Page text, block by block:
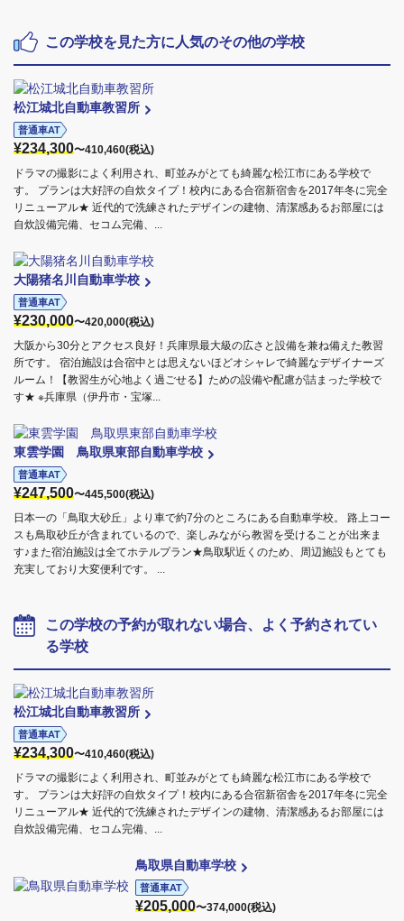
この学校を見た方に人気のその他の学校
松江城北自動車教習所
普通車AT
¥234,300〜410,460(税込)
ドラマの撮影によく利用され、町並みがとても綺麗な松江市にある学校で
す。 プランは大好評の自炊タイプ！校内にある合宿新宿舎を2017年冬に完全
リニューアル★ 近代的で洗練されたデザインの建物、清潔感あるお部屋には
自炊設備完備、セコム完備、...
大陽猪名川自動車学校
普通車AT
¥230,000〜420,000(税込)
大阪から30分とアクセス良好！兵庫県最大級の広さと設備を兼ね備えた教習
所です。 宿泊施設は合宿中とは思えないほどオシャレで綺麗なデザイナーズ
ルーム！【教習生が心地よく過ごせる】ための設備や配慮が詰まった学校で
す★ ※兵庫県（伊丹市・宝塚...
東雲学園 鳥取県東部自動車学校
普通車AT
¥247,500〜445,500(税込)
日本一の「鳥取大砂丘」より車で約7分のところにある自動車学校。 路上コー
スも鳥取砂丘が含まれているので、楽しみながら教習を受けることが出来ま
す♪また宿泊施設は全てホテルプラン★鳥取駅近くのため、周辺施設もとても
充実しており大変便利です。 ...
この学校の予約が取れない場合、よく予約されてい
る学校
松江城北自動車教習所
普通車AT
¥234,300〜410,460(税込)
ドラマの撮影によく利用され、町並みがとても綺麗な松江市にある学校で
す。 プランは大好評の自炊タイプ！校内にある合宿新宿舎を2017年冬に完全
リニューアル★ 近代的で洗練されたデザインの建物、清潔感あるお部屋には
自炊設備完備、セコム完備、...
鳥取県自動車学校
普通車AT
¥205,000〜374,000(税込)